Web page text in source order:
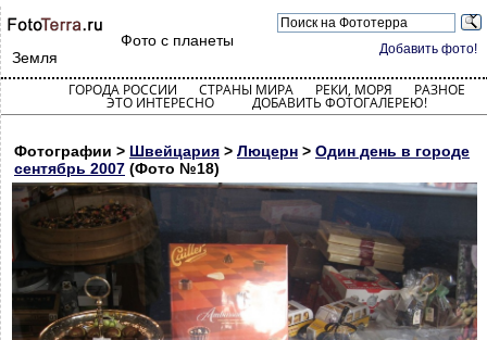
Добавить фото!
Фото с планеты
Земля
ГОРОДА РОССИИ СТРАНЫ МИРА РЕКИ, МОРЯ РАЗНОЕ
ЭТО ИНТЕРЕСНО ДОБАВИТЬ ФОТОГАЛЕРЕЮ!
Фотографии > Швейцария > Люцерн > Один день в городе
сентябрь 2007 (Фото №18)